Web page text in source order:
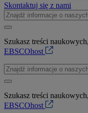
Skontaktuj się z nami
Szukasz treści
EBSCOhost
Szukasz treści
EBSCOhost